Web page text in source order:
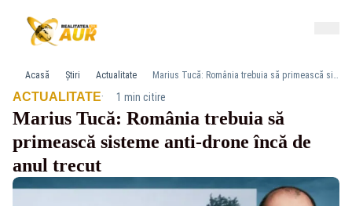
Acasă Știri Actualitate Marius Tucă: România trebuia să primească sisteme anti-drone încă de anul trecut
ACTUALITATE· 1 min citire
Marius Tucă: România trebuia să
primească sisteme anti-drone încă de
anul trecut